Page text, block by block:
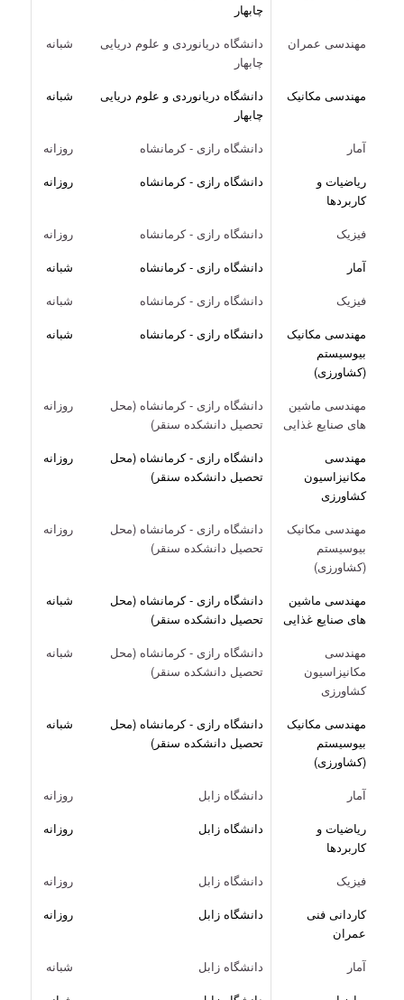
چابهار
مهندسی عمران
دانشگاه دریانوردی و علوم دریایی
چابهار
شبانه
مهندسی مکانیک
دانشگاه دریانوردی و علوم دریایی
چابهار
شبانه
آمار دانشگاه رازی - کرمانشاه
روزانه
ریاضیات و
کاربردها
دانشگاه رازی - کرمانشاه روزانه
فیزیک دانشگاه رازی - کرمانشاه
روزانه
آمار
دانشگاه رازی - کرمانشاه
شبانه
فیزیک
دانشگاه رازی - کرمانشاه
شبانه
مهندسی مکانیک
بیوسیستم
(کشاورزی)
دانشگاه رازی - کرمانشاه شبانه
مهندسی ماشین
های صنایع غذایی
دانشگاه رازی - کرمانشاه (محل
تحصیل دانشکده سنقر)
روزانه
مهندسی
مکانیزاسیون
کشاورزی
دانشگاه رازی - کرمانشاه (محل
تحصیل دانشکده سنقر)
روزانه
مهندسی مکانیک
بیوسیستم
(کشاورزی)
دانشگاه رازی - کرمانشاه (محل
تحصیل دانشکده سنقر)
روزانه
مهندسی ماشین
های صنایع غذایی
دانشگاه رازی - کرمانشاه (محل
تحصیل دانشکده سنقر)
شبانه
مهندسی
مکانیزاسیون
کشاورزی
دانشگاه رازی - کرمانشاه (محل
تحصیل دانشکده سنقر)
شبانه
مهندسی مکانیک
بیوسیستم
(کشاورزی)
دانشگاه رازی - کرمانشاه (محل
تحصیل دانشکده سنقر)
شبانه
آمار دانشگاه زابل
روزانه
ریاضیات و
کاربردها
دانشگاه زابل روزانه
فیزیک دانشگاه زابل
روزانه
کاردانی فنی
عمران
دانشگاه زابل روزانه
آمار دانشگاه زابل
شبانه